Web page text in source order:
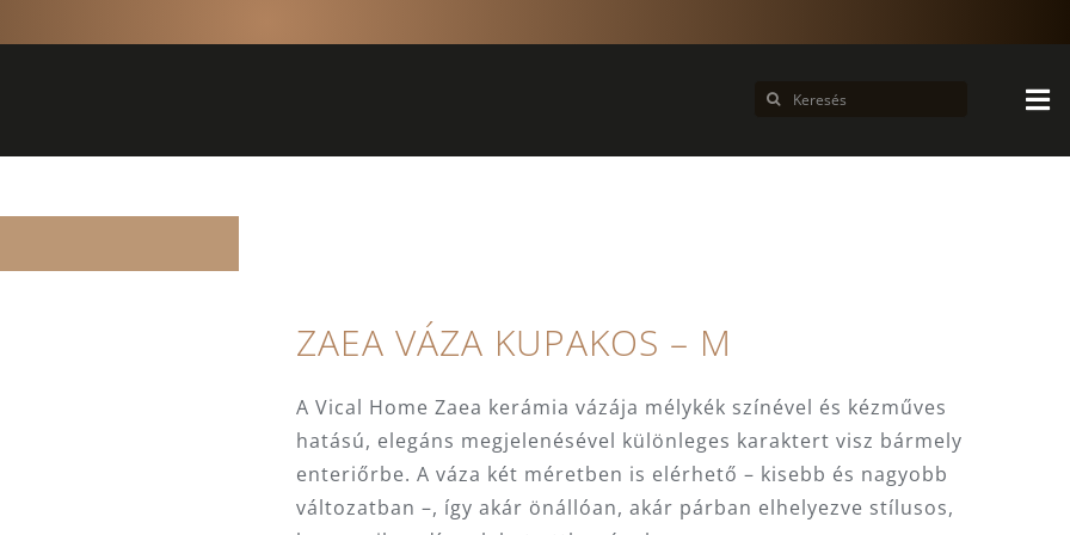
Keresés...
ZAEA VÁZA KUPAKOS – M
A Vical Home Zaea kerámia vázája mélykék színével és kézműves
hatású, elegáns megjelenésével különleges karaktert visz bármely
enteriőrbe. A váza két méretben is elérhető – kisebb és nagyobb
változatban –, így akár önállóan, akár párban elhelyezve stílusos,